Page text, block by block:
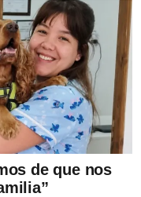
de que nos